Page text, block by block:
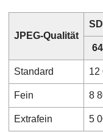
JPEG-Qualität
Standard 12
Fein 8
Extrafein 5